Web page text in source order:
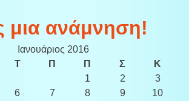
μια ανάμνηση!
Ιανουάριος 2016
Τ Π Π Σ
Κ
1
2
3
6 7 8 9
10